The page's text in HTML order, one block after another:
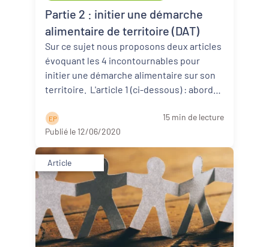
Partie 2 : initier une démarche
alimentaire de territoire (DAT)
Sur ce sujet nous proposons deux articles
évoquant les 4 incontournables pour
initier une démarche alimentaire sur son
territoire. L'article 1 (ci-dessous) : aborde
E P
15 min de lecture
Publié le 12/06/2020
Article